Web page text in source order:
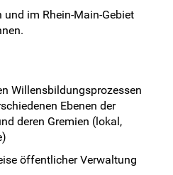
im Rhein-Main-Gebiet
Willensbildungsprozessen
Ebenen der
deren Gremien (lokal,
öffentlicher Verwaltung